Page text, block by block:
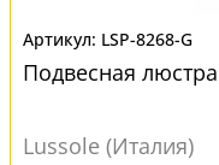
LSP-8268-G
Подвесная
Lussole (Италия)